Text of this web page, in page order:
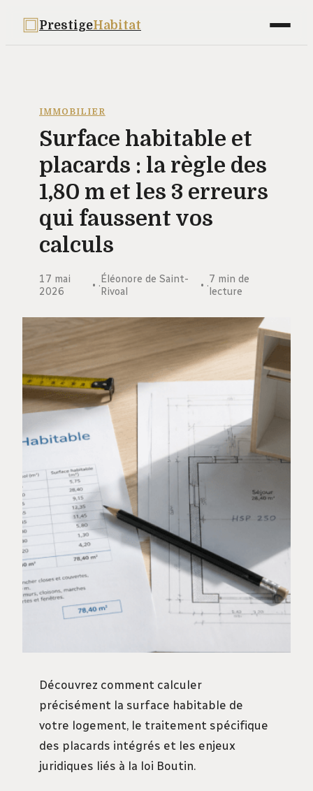
PrestigeHabitat
Déco
Bricolage
Jardinage
Immobilier
IMMOBILIER
Surface habitable et
placards : la règle des
1,80 m et les 3 erreurs
qui faussent vos
calculs
17 mai
2026
·Éléonore de Saint-
Rivoal
·7 min de
lecture
Découvrez comment calculer
précisément la surface habitable de
votre logement, le traitement spécifique
des placards intégrés et les enjeux
juridiques liés à la loi Boutin.